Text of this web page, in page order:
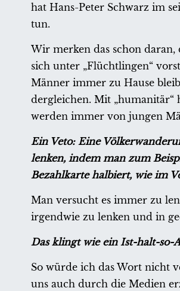
hat Hans-Peter Schwarz im
tun.
Wir merken das schon
sich unter „Flüchtlingen“
Männer immer zu Hause
dergleichen. Mit „humanitär“
werden immer von jungen
Ein Veto: Eine
lenken, indem man zum
Bezahlkarte halbiert, wie im
Man versucht es immer zu
irgendwie zu lenken und in
Das klingt wie ein Ist-halt-so-
So würde ich das Wort nicht
uns auch durch die Medien